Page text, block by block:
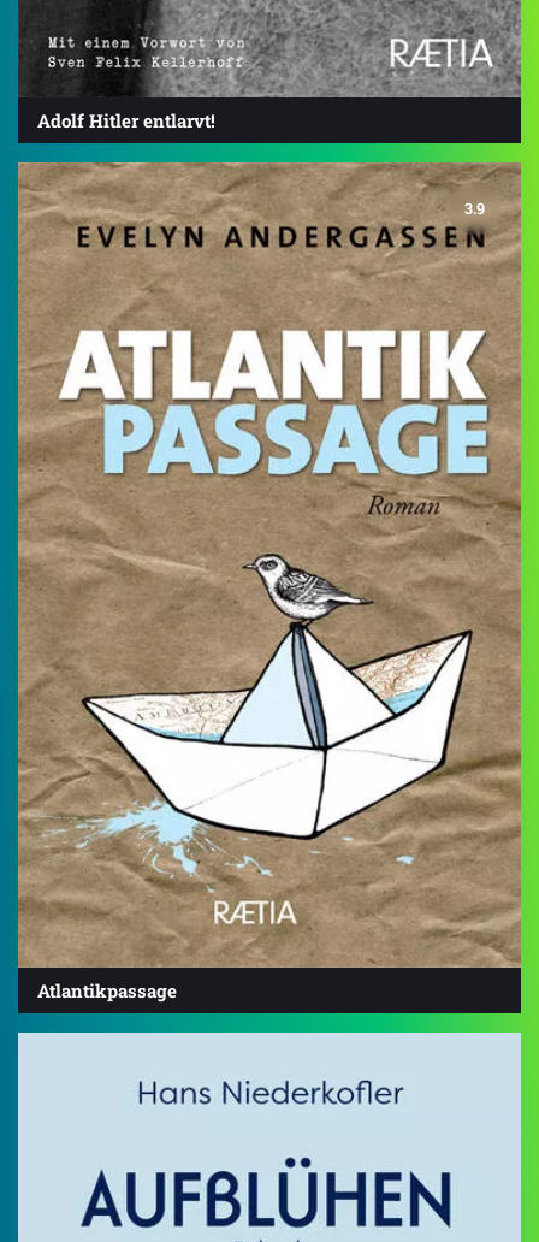
Adolf Hitler entlarvt!
3.9
Atlantikpassage